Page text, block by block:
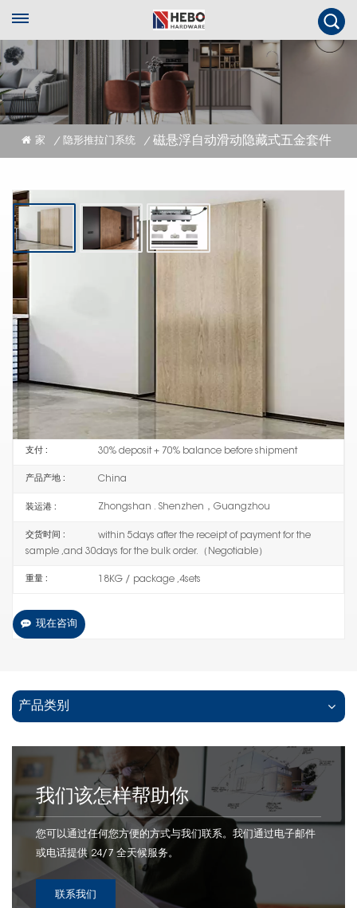
家 / 隐形推拉门系统 / 磁悬浮自动滑动隐藏式五金套件
磁悬浮自动滑动隐藏式五金套件
自动滚轮隐藏推拉木门系统，又称鬼门，当代艺术之门。适用于卧室、书房、
储藏室等。
编号 : HL-ML08
支付 : 30% deposit + 70% balance before shipment
产品产地 : China
装运港 : Zhongshan . Shenzhen，Guangzhou
交货时间 :
within 5days after the receipt of payment for the
sample ,and 30days for the bulk order.（Negotiable）
重量 : 18KG / package ,4sets
现在咨询
产品类别
我们该怎样帮助你
您可以通过任何您方便的方式与我们联系。我们通过电子邮件
或电话提供 24/7 全天候服务。
联系我们